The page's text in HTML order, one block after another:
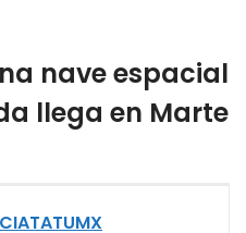
nave espacial
llega en Marte